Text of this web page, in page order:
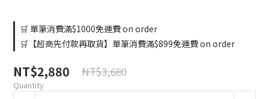
🛒 單筆消費滿$1000免運費 on order
🛒【超商先付款再取貨】單筆消費滿$899免運費 on order
NT$2,880 NT$3,680
Quantity